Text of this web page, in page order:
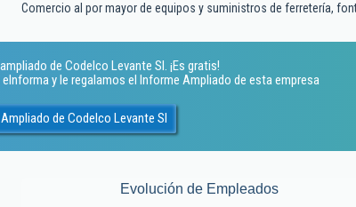
Comercio al por mayor de equipos y suministros de ferretería,
de Codelco Levante Sl. ¡Es gratis!
y le regalamos el Informe Ampliado de esta empresa
de Codelco Levante Sl
Evolución de Empleados